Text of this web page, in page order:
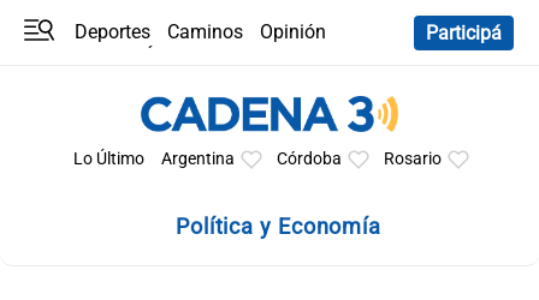
Deportes Caminos
Opinión
Participá
Lo Último Argentina Córdoba Rosario
Política y Economía